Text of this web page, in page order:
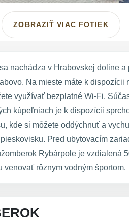
ZOBRAZIŤ VIAC FOTIEK
nachádza v Hrabovskej doline
Na mieste máte k
využívať bezplatné Wi-Fi.
kúpeľniach je k dispozícii
kde si môžete oddýchnuť a
Pred ubytovacím
Rybárpole je vzdialená
venovať rôznym vodným športom.